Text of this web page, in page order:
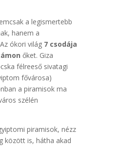
a legismertebb
hanem a
ókori világ 7 csodája
őket. Giza
félreeső sivatagi
fővárosa)
a piramisok ma
szélén
piramisok, nézz
között is, hátha akad